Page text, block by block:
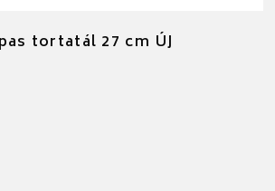
tortatál 27 cm ÚJ